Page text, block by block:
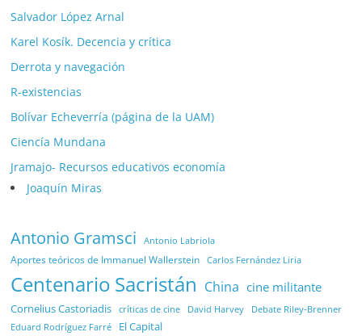
Salvador López Arnal
Karel Kosík. Decencia y crítica
Derrota y navegación
R-existencias
Bolívar Echeverría (página de la UAM)
Ciencía Mundana
Jramajo- Recursos educativos economía
Joaquín Miras
Antonio Gramsci Antonio Labriola
Aportes teóricos de Immanuel Wallerstein Carlos Fernández Liria
Centenario Sacristán China cine militante
Cornelius Castoriadis críticas de cine David Harvey Debate Riley-Brenner
Eduard Rodríguez Farré El Capital